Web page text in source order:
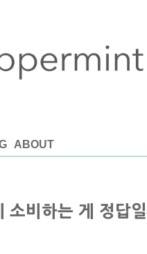
ABOUT
소비하는 게 정답